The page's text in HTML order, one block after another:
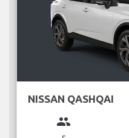
NISSAN QASHQAI
group